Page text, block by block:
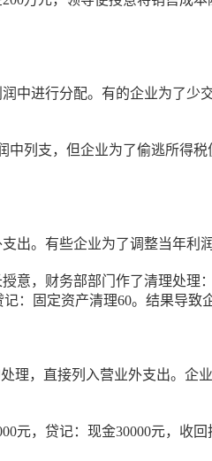
中进行分配。有的企业为了少
列支，但企业为了偷逃所得
。有些企业为了调整当年利
意，财务部部门作了清理处理
：固定资产清理60。结果导致
，直接列入营业外支出。企
元，贷记：现金30000元，收